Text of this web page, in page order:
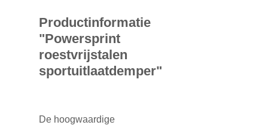
Productinformatie
"Powersprint
roestvrijstalen
sportuitlaatdemper"
De hoogwaardige